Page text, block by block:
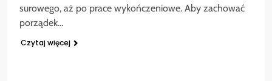
surowego, aż po prace wykończeniowe. Aby zachować
porządek…
Czytaj więcej